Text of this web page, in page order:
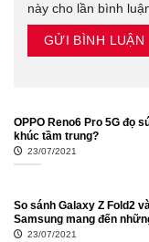
này cho lần bình
OPPO Reno6 Pro 5G đọ
khúc tầm trung?
23/07/2021
So sánh Galaxy Z Fold2
Samsung mang đến
23/07/2021